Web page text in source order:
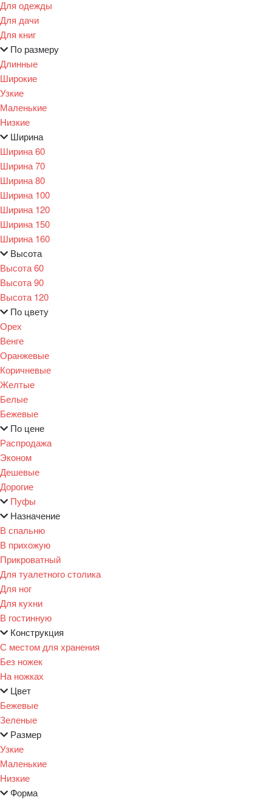
Для одежды
Для дачи
Для книг
По размеру
Длинные
Широкие
Узкие
Маленькие
Низкие
Ширина
Ширина 60
Ширина 70
Ширина 80
Ширина 100
Ширина 120
Ширина 150
Ширина 160
Высота
Высота 60
Высота 90
Высота 120
По цвету
Орех
Венге
Оранжевые
Коричневые
Желтые
Белые
Бежевые
По цене
Распродажа
Эконом
Дешевые
Дорогие
Пуфы
Назначение
В спальню
В прихожую
Прикроватный
Для туалетного столика
Для ног
Для кухни
В гостинную
Конструкция
С местом для хранения
Без ножек
На ножках
Цвет
Бежевые
Зеленые
Размер
Узкие
Маленькие
Низкие
Форма